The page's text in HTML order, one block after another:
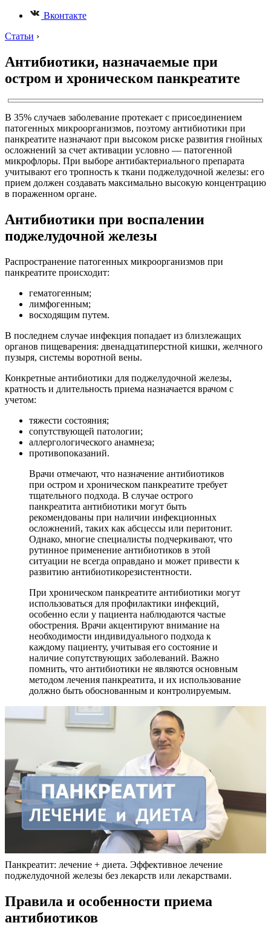
Вконтакте
Статьи ›
Антибиотики, назначаемые при
остром и хроническом панкреатите
В 35% случаев заболевание протекает с присоединением
патогенных микроорганизмов, поэтому антибиотики при
панкреатите назначают при высоком риске развития гнойных
осложнений за счет активации условно — патогенной
микрофлоры. При выборе антибактериального препарата
учитывают его тропность к ткани поджелудочной железы: его
прием должен создавать максимально высокую концентрацию
в пораженном органе.
Антибиотики при воспалении
поджелудочной железы
Распространение патогенных микроорганизмов при
панкреатите происходит:
гематогенным;
лимфогенным;
восходящим путем.
В последнем случае инфекция попадает из близлежащих
органов пищеварения: двенадцатиперстной кишки, желчного
пузыря, системы воротной вены.
Конкретные антибиотики для поджелудочной железы,
кратность и длительность приема назначается врачом с
учетом:
тяжести состояния;
сопутствующей патологии;
аллергологического анамнеза;
противопоказаний.
Врачи отмечают, что назначение антибиотиков
при остром и хроническом панкреатите требует
тщательного подхода. В случае острого
панкреатита антибиотики могут быть
рекомендованы при наличии инфекционных
осложнений, таких как абсцессы или перитонит.
Однако, многие специалисты подчеркивают, что
рутинное применение антибиотиков в этой
ситуации не всегда оправдано и может привести к
развитию антибиотикорезистентности.
При хроническом панкреатите антибиотики могут
использоваться для профилактики инфекций,
особенно если у пациента наблюдаются частые
обострения. Врачи акцентируют внимание на
необходимости индивидуального подхода к
каждому пациенту, учитывая его состояние и
наличие сопутствующих заболеваний. Важно
помнить, что антибиотики не являются основным
методом лечения панкреатита, и их использование
должно быть обоснованным и контролируемым.
Панкреатит: лечение + диета. Эффективное лечение
поджелудочной железы без лекарств или лекарствами.
Правила и особенности приема
антибиотиков